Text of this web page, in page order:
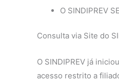
O SINDIPREV
Consulta via Site do
O SINDIPREV já
acesso restrito a